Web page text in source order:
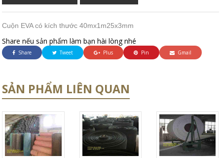
Cuộn EVA có kích thước 40mx1m25x3mm
Share nếu sản phẩm làm bạn hài lòng nhé
Share Tweet Plus Pin Gmail
SẢN PHẨM LIÊN QUAN